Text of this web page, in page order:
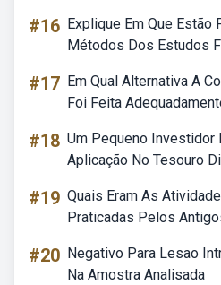
#16 Explique Em Que Estão
Métodos Dos Estudos
#17 Em Qual Alternativa A
Foi Feita
#18 Um Pequeno Investidor
Aplicação No Tesouro
#19 Quais Eram As
Praticadas Pelos
#20 Negativo Para Lesao
Na Amostra Analisada